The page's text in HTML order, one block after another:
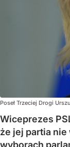
Poseł Trzeciej Drogi
Wiceprezes
że jej partia
wyborach